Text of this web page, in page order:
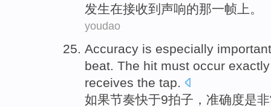
发生在接收到声响的那一帧 上。
youdao
Accuracy is especially important
beat. The hit must occur exactly
receives the tap.
如果节奏快于9拍子 ， 准确度是